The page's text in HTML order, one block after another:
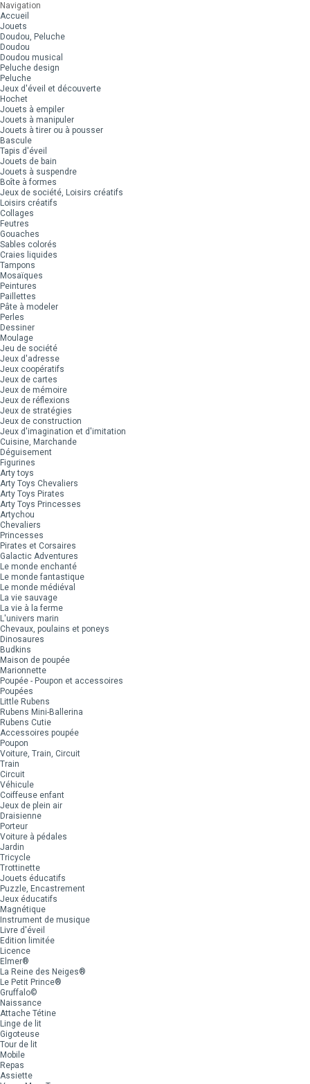
Navigation
Accueil
Jouets
Doudou, Peluche
Doudou
Doudou musical
Peluche design
Peluche
Jeux d'éveil et découverte
Hochet
Jouets à empiler
Jouets à manipuler
Jouets à tirer ou à pousser
Bascule
Tapis d'éveil
Jouets de bain
Jouets à suspendre
Boîte à formes
Jeux de société, Loisirs créatifs
Loisirs créatifs
Collages
Feutres
Gouaches
Sables colorés
Craies liquides
Tampons
Mosaïques
Peintures
Paillettes
Pâte à modeler
Perles
Dessiner
Moulage
Jeu de société
Jeux d'adresse
Jeux coopératifs
Jeux de cartes
Jeux de mémoire
Jeux de réflexions
Jeux de stratégies
Jeux de construction
Jeux d'imagination et d'imitation
Cuisine, Marchande
Déguisement
Figurines
Arty toys
Arty Toys Chevaliers
Arty Toys Pirates
Arty Toys Princesses
Artychou
Chevaliers
Princesses
Pirates et Corsaires
Galactic Adventures
Le monde enchanté
Le monde fantastique
Le monde médiéval
La vie sauvage
La vie à la ferme
L'univers marin
Chevaux, poulains et poneys
Dinosaures
Budkins
Maison de poupée
Marionnette
Poupée - Poupon et accessoires
Poupées
Little Rubens
Rubens Mini-Ballerina
Rubens Cutie
Accessoires poupée
Poupon
Voiture, Train, Circuit
Train
Circuit
Véhicule
Coiffeuse enfant
Jeux de plein air
Draisienne
Porteur
Voiture à pédales
Jardin
Tricycle
Trottinette
Jouets éducatifs
Puzzle, Encastrement
Jeux éducatifs
Magnétique
Instrument de musique
Livre d'éveil
Edition limitée
Licence
Elmer®
La Reine des Neiges®
Le Petit Prince®
Gruffalo©
Naissance
Attache Tétine
Linge de lit
Gigoteuse
Tour de lit
Mobile
Repas
Assiette